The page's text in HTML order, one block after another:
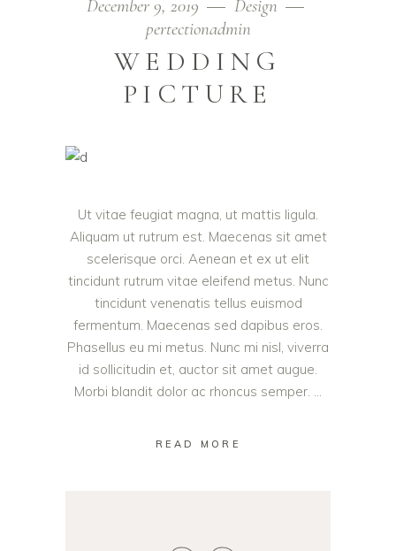
December 9, 2019
Design
pertectionadmin
WEDDING
PICTURE
Ut vitae feugiat magna, ut mattis ligula.
Aliquam ut rutrum est. Maecenas sit amet
scelerisque orci. Aenean et ex ut elit
tincidunt rutrum vitae eleifend metus. Nunc
tincidunt venenatis tellus euismod
fermentum. Maecenas sed dapibus eros.
Phasellus eu mi metus. Nunc mi nisl, viverra
id sollicitudin et, auctor sit amet augue.
Morbi blandit dolor ac rhoncus semper.
READ MORE